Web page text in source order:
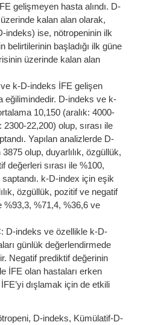
gelişmeyen hasta alındı. D-
kalan alan olarak,
indeks) ise, nötropeninin ilk
belirtilerinin başladığı ilk güne
üzerinde kalan alan
k-D-indeks İFE gelişen
eğilimindedir. D-indeks ve k-
10,150 (aralık: 4000-
22,200) olup, sırası ile
Yapılan analizlerde D-
olup, duyarlılık, özgüllük,
değerleri sırası ile %100,
k-D-index için eşik
özgüllük, pozitif ve negatif
%93,3, %71,4, %36,6 ve
D-indeks ve özellikle k-D-
günlük değerlendirmede
Negatif prediktif değerinin
İFE olan hastaları erken
dışlamak için de etkili
D-indeks, Kümülatif-D-